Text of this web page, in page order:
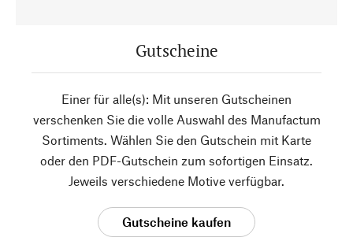
Gutscheine
Einer für alle(s): Mit unseren Gutscheinen
verschenken Sie die volle Auswahl des Manufactum
Sortiments. Wählen Sie den Gutschein mit Karte
oder den PDF-Gutschein zum sofortigen Einsatz.
Jeweils verschiedene Motive verfügbar.
Gutscheine kaufen